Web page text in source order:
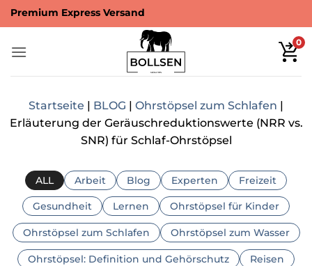
Zum
Inhalt
Premium Express Versand
0
Startseite | BLOG | Ohrstöpsel zum Schlafen |
Erläuterung der Geräuschreduktionswerte (NRR vs.
SNR) für Schlaf-Ohrstöpsel
ALL Arbeit Blog Experten Freizeit
Gesundheit Lernen Ohrstöpsel für Kinder
Ohrstöpsel zum Schlafen Ohrstöpsel zum Wasser
Ohrstöpsel: Definition und Gehörschutz Reisen